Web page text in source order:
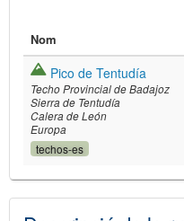
JS
Nom
Pico de Tentudía
Techo Provincial de Badajoz
Sierra de Tentudía
Calera de León
Europa
techos-es